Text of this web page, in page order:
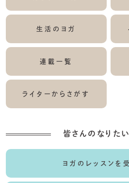
生活のヨガ
連載一覧
ライターからさがす
皆さんのなりた
ヨガのレッスンを